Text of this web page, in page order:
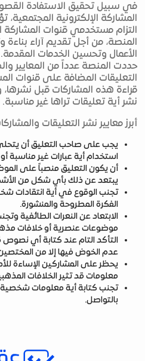
في سبيل تحقيق الاستفادة
المشاركة الإلكترونية
التزام مستخدمي قنوات المشاركة
المنصة، من أجل تقديم آراء
الأعمال وتحسين الخدمات
حددت المنصة عدداً من المعايير
التعليقات المضافة على قنوات
قراءة هذه المشاركات قبل
نشر أية تعليقات تراها غير مناسبة.
أبرز معايير نشر التعليقات
يجب على صاحب التعليق أن يتحلى
استخدام أية عبارات غير مناسبة
أن يكون التعليق منصباً على
يبتعد عن ذلك بأي شكل من
تجنب الوقوع في أية انتقادات
الفكرة المطروحة والمنشورة.
الابتعاد عن النعرات الطائفية
موضوعات عنصرية أو خلافات
التأكد التام عند كتابة أي نصوص
عدم الخوض فيها إلا من
يحظر على المشاركين الإساءة
معلومات قد تثير الخلافات
تجنب كتابة أية معلومات
بالتواصل.